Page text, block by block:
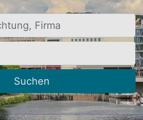
Suchen